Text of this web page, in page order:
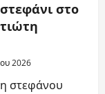
στο
2026
στεφάνου